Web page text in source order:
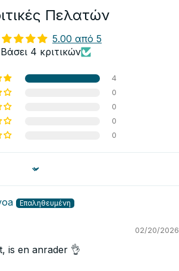
Πελατών
5.00 από 5
Βάσει 4 κριτικών
4
0
0
0
0
02/20/2026
is en anrader 👌